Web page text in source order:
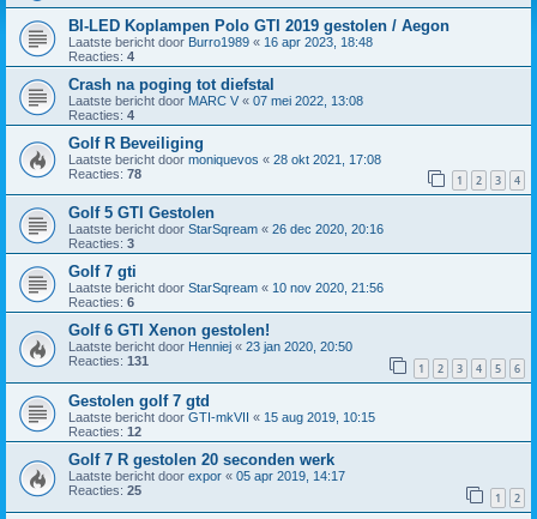
BI-LED Koplampen Polo GTI 2019 gestolen / Aegon
Laatste bericht door Burro1989 « 16 apr 2023, 18:48
Reacties: 4
Crash na poging tot diefstal
Laatste bericht door MARC V « 07 mei 2022, 13:08
Reacties: 4
Golf R Beveiliging
Laatste bericht door moniquevos « 28 okt 2021, 17:08
Reacties: 78 1 2 3 4
Golf 5 GTI Gestolen
Laatste bericht door StarSqream « 26 dec 2020, 20:16
Reacties: 3
Golf 7 gti
Laatste bericht door StarSqream « 10 nov 2020, 21:56
Reacties: 6
Golf 6 GTI Xenon gestolen!
Laatste bericht door Henniej « 23 jan 2020, 20:50
Reacties: 131 1 2 3 4 5 6
Gestolen golf 7 gtd
Laatste bericht door GTI-mkVII « 15 aug 2019, 10:15
Reacties: 12
Golf 7 R gestolen 20 seconden werk
Laatste bericht door expor « 05 apr 2019, 14:17
Reacties: 25 1 2